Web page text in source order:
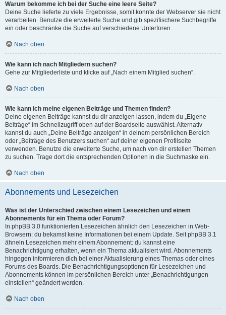
Warum bekomme ich bei der Suche eine leere Seite?
Deine Suche lieferte zu viele Ergebnisse, somit konnte der Webserver sie nicht
verarbeiten. Benutze die erweiterte Suche und gib spezifischere Suchbegriffe
ein oder beschränke die Suche auf verschiedene Unterforen.
Nach oben
Wie kann ich nach Mitgliedern suchen?
Gehe zur Mitgliederliste und klicke auf „Nach einem Mitglied suchen“.
Nach oben
Wie kann ich meine eigenen Beiträge und Themen finden?
Deine eigenen Beiträge kannst du dir anzeigen lassen, indem du „Eigene
Beiträge“ im Schnellzugriff oben auf der Boardseite auswählst. Alternativ
kannst du auch „Deine Beiträge anzeigen“ in deinem persönlichen Bereich
oder „Beiträge des Benutzers suchen“ auf deiner eigenen Profilseite
verwenden. Benutze die erweiterte Suche, um nach von dir erstellen Themen
zu suchen. Trage dort die entsprechenden Optionen in die Suchmaske ein.
Nach oben
Abonnements und Lesezeichen
Was ist der Unterschied zwischen einem Lesezeichen und einem
Abonnements für ein Thema oder Forum?
In phpBB 3.0 funktionierten Lesezeichen ähnlich den Lesezeichen in Web-
Browsern: du bekamst keine Informationen bei einem Update. Seit phpBB 3.1
ähneln Lesezeichen mehr einem Abonnement: du kannst eine
Benachrichtigung erhalten, wenn ein Thema aktualisiert wird. Abonnements
hingegen informieren dich bei einer Aktualisierung eines Themas oder eines
Forums des Boards. Die Benachrichtigungsoptionen für Lesezeichen und
Abonnements können im persönlichen Bereich unter „Benachrichtigungen
einstellen“ geändert werden.
Nach oben